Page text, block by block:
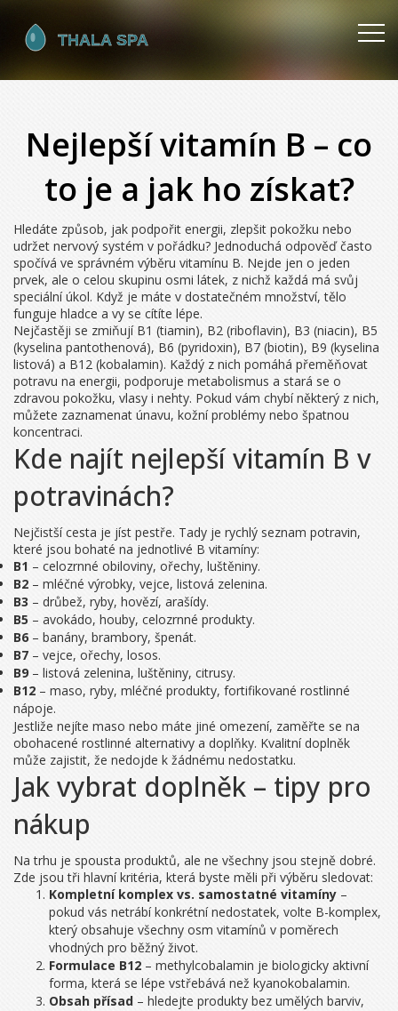
Nejlepší vitamín B – co
to je a jak ho získat?
Hledáte způsob, jak podpořit energii, zlepšit pokožku nebo
udržet nervový systém v pořádku? Jednoduchá odpověď často
spočívá ve správném výběru vitamínu B. Nejde jen o jeden
prvek, ale o celou skupinu osmi látek, z nichž každá má svůj
speciální úkol. Když je máte v dostatečném množství, tělo
funguje hladce a vy se cítíte lépe.
Nejčastěji se zmiňují B1 (tiamin), B2 (riboflavin), B3 (niacin), B5
(kyselina pantothenová), B6 (pyridoxin), B7 (biotin), B9 (kyselina
listová) a B12 (kobalamin). Každý z nich pomáhá přeměňovat
potravu na energii, podporuje metabolismus a stará se o
zdravou pokožku, vlasy i nehty. Pokud vám chybí některý z nich,
můžete zaznamenat únavu, kožní problémy nebo špatnou
koncentraci.
Kde najít nejlepší vitamín B v
potravinách?
Nejčistší cesta je jíst pestře. Tady je rychlý seznam potravin,
které jsou bohaté na jednotlivé B vitamíny:
B1 – celozrnné obiloviny, ořechy, luštěniny.
B2 – mléčné výrobky, vejce, listová zelenina.
B3 – drůbež, ryby, hovězí, arašídy.
B5 – avokádo, houby, celozrnné produkty.
B6 – banány, brambory, špenát.
B7 – vejce, ořechy, losos.
B9– listová zelenina, luštěniny, citrusy.
B12 – maso, ryby, mléčné produkty, fortifikované rostlinné
nápoje.
Jestliže nejíte maso nebo máte jiné omezení, zaměřte se na
obohacené rostlinné alternativy a doplňky. Kvalitní doplněk
může zajistit, že nedojde k žádnému nedostatku.
Jak vybrat doplněk – tipy pro
nákup
Na trhu je spousta produktů, ale ne všechny jsou stejně dobré.
Zde jsou tři hlavní kritéria, která byste měli při výběru sledovat:
Kompletní komplex vs. samostatné vitamíny –
pokud vás netrábí konkrétní nedostatek, volte B-komplex,
který obsahuje všechny osm vitamínů v poměrech
vhodných pro běžný život.
Formulace B12 – methylcobalamin je biologicky aktivní
forma, která se lépe vstřebává než kyanokobalamin.
Obsah přísad – hledejte produkty bez umělých barviv,